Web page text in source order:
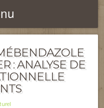
: ANALYSE DE